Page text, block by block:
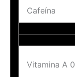
Cafeína
Vitamina A